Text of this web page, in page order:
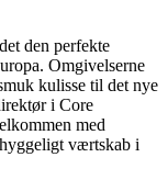
den perfekte
Omgivelserne
kulisse til det nye
i Core
med
værtskab i